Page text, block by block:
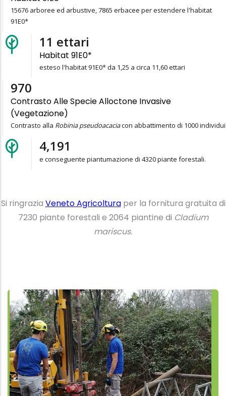
15676 arboree ed arbustive, 7865 erbacee per estendere l'habitat
91E0*
11 ettari
Habitat 91E0*
esteso l'habitat 91E0* da 1,25 a circa 11,60 ettari
1,000
Contrasto Alle Specie Alloctone Invasive
(vegetazione)
Contrasto alla Robinia pseudoacaciacon abbattimento di 1000 individui
4,320
e conseguente piantumazione di 4320 piante forestali.
Si ringrazia Veneto Agricolturaper la fornitura gratuita di
7230 piante forestali e 2064 piantine di Cladium
mariscus.